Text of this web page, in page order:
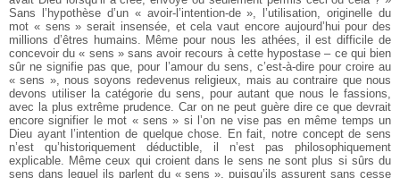
Sans l’hypothèse d’un « avoir-l’intention-de », l’utilisation, originelle du
mot « sens » serait insensée, et cela vaut encore aujourd’hui pour des
millions d’êtres humains. Même pour nous les athées, il est difficile de
concevoir du « sens » sans avoir recours à cette hypostase – ce qui bien
sûr ne signifie pas que, pour l’amour du sens, c’est-à-dire pour croire au
« sens », nous soyons redevenus religieux, mais au contraire que nous
devons utiliser la catégorie du sens, pour autant que nous le fassions,
avec la plus extrême prudence. Car on ne peut guère dire ce que devrait
encore signifier le mot « sens » si l’on ne vise pas en même temps un
Dieu ayant l’intention de quelque chose. En fait, notre concept de sens
n’est qu’historiquement déductible, il n’est pas philosophiquement
explicable. Même ceux qui croient dans le sens ne sont plus si sûrs du
sens dans lequel ils parlent du « sens », puisqu’ils assurent sans cesse